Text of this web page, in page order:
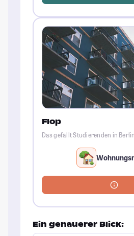
Flop
Das gefällt Studierenden in
Ein genauerer Blick: